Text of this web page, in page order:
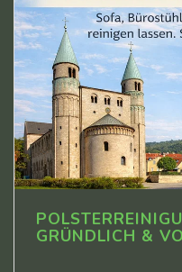
GRÜNDLICH &